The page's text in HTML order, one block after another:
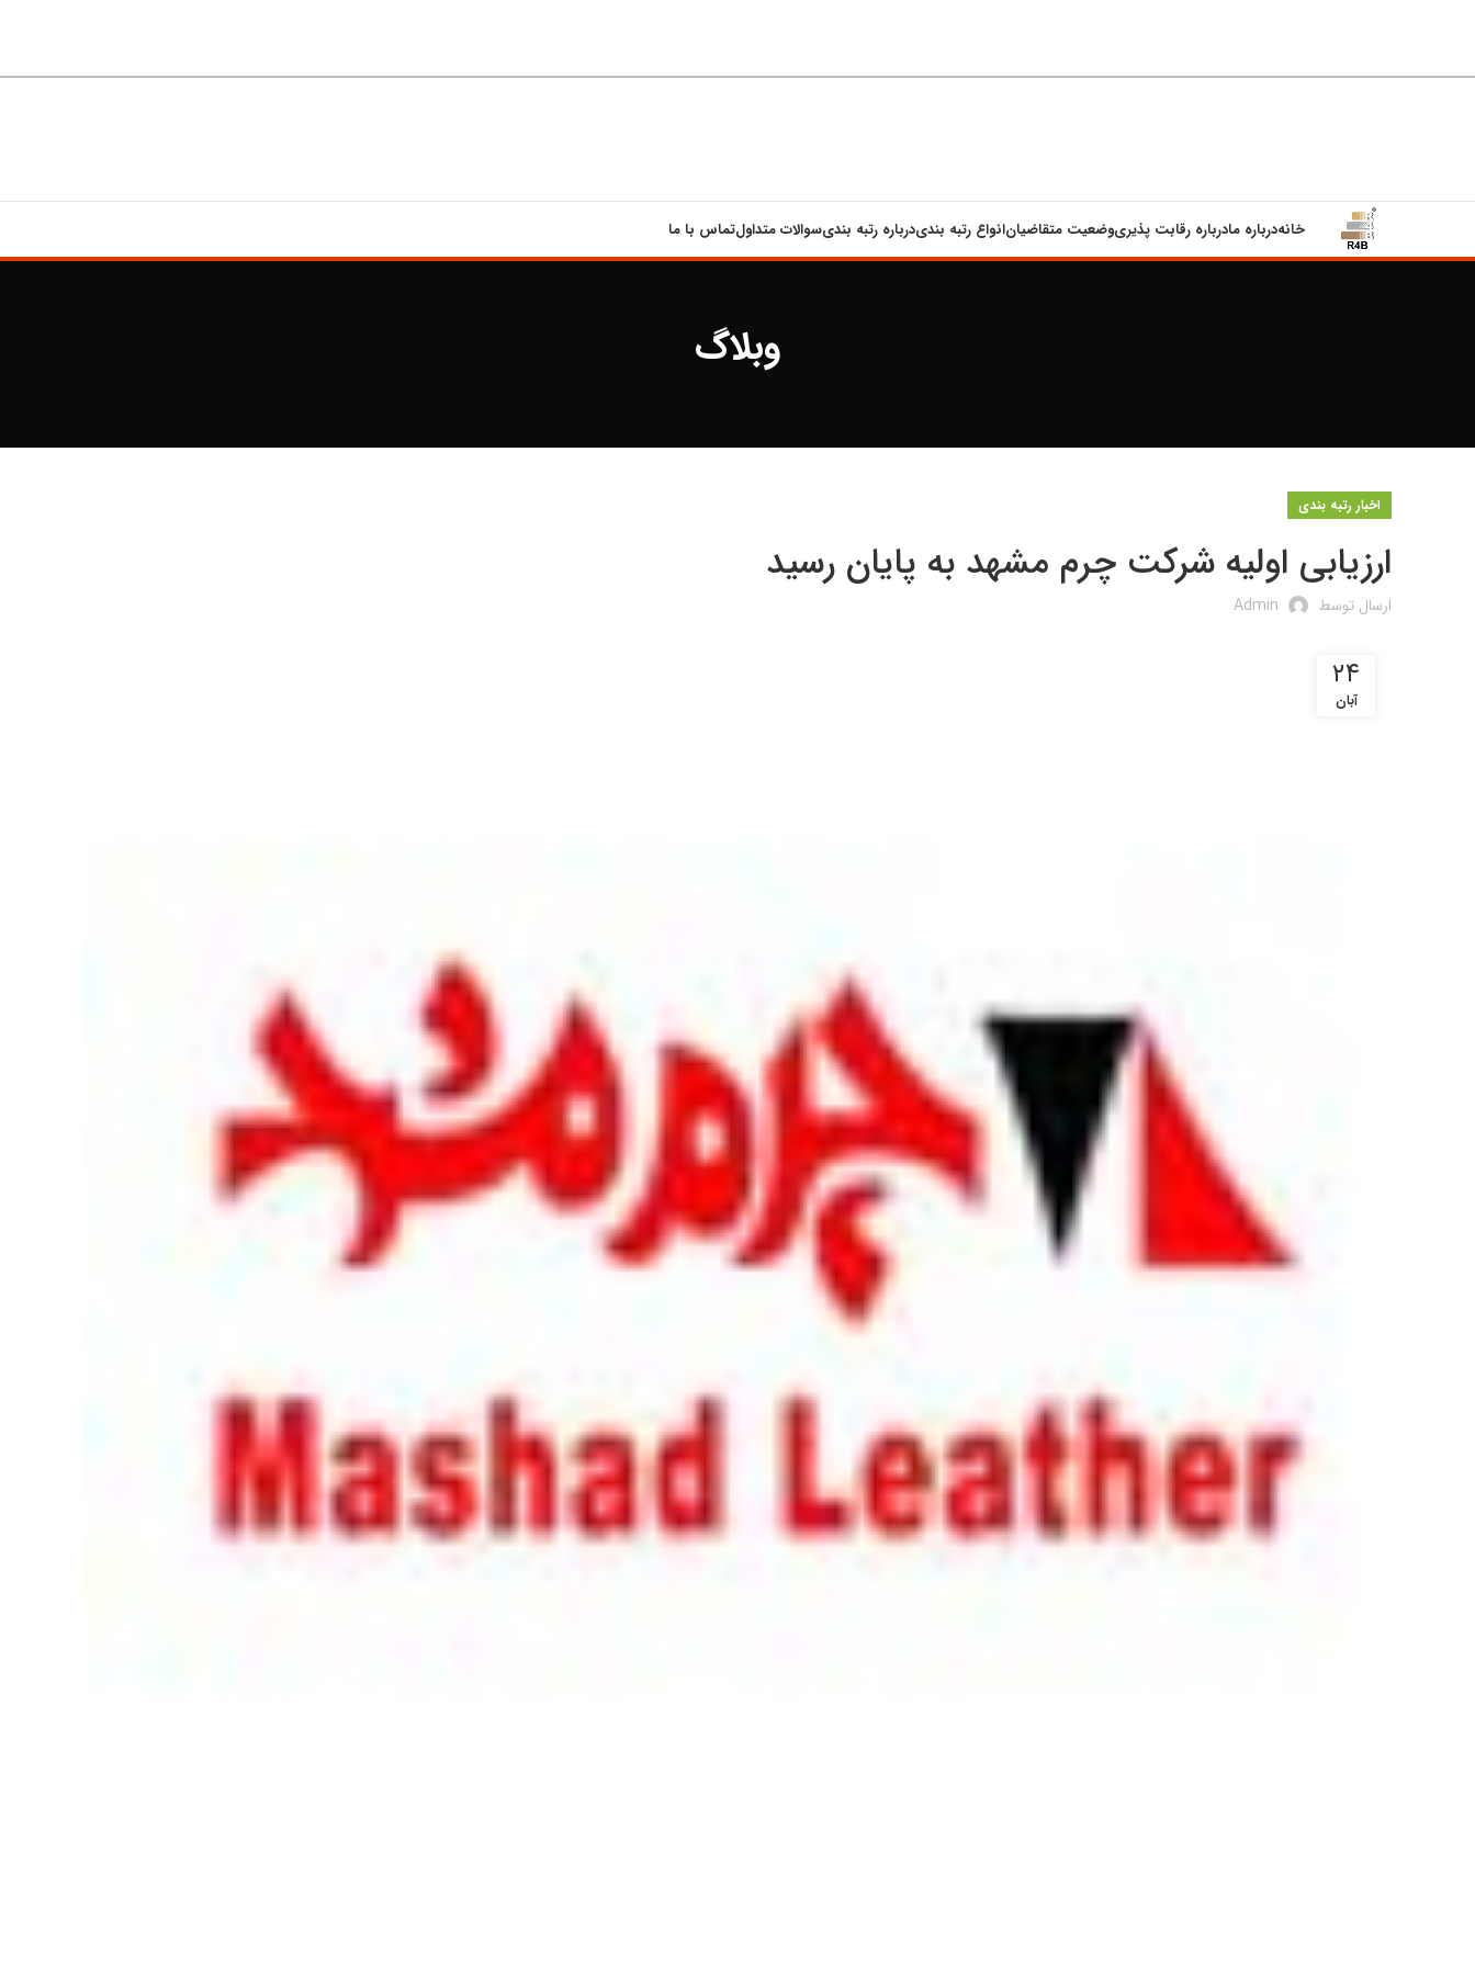
خانهدرباره مادرباره رقابت پذیریوضعیت متقاضیانانواع رتبه بندیدرباره رتبه بندیسوالات متداولتماس با ما
وبلاگ
اخبار رتبه بندی
ارزیابی اولیه شرکت چرم مشهد به پایان رسید
ارسال توسط Admin
۲۴
آبان